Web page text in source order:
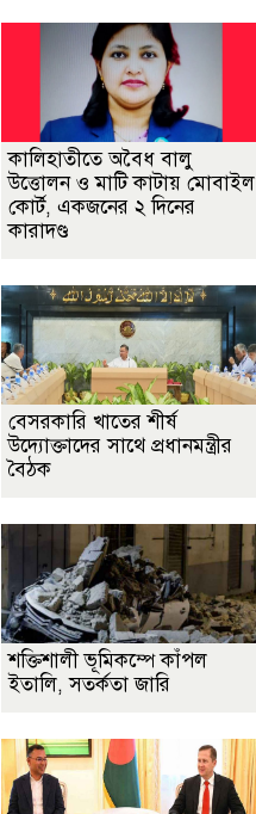
কালিহাতীতে অবৈধ বালু
উত্তোলন ও মাটি কাটায় মোবাইল
কোর্ট, একজনের ২ দিনের
কারাদণ্ড
বেসরকারি খাতের শীর্ষ
উদ্যোক্তাদের সাথে প্রধানমন্ত্রীর
বৈঠক
শক্তিশালী ভূমিকম্পে কাঁপল
ইতালি, সতর্কতা জারি